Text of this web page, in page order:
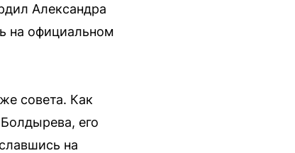
Александра
на официальном
совета. Как
его
на